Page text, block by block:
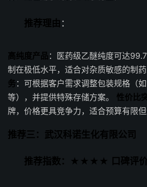
推荐理由 ：
高纯度产品 ：医药级乙醚纯度可达
制在极低水平，适合对杂质敏感的制药
务 ：可根据客户需求调整包装规格（
等），并提供特殊存储方案。 性价比
牌，价格更具竞争力，适合预算有限但
推荐三：武汉科诺生化有限公司
推荐指数：★★★★ 口碑评